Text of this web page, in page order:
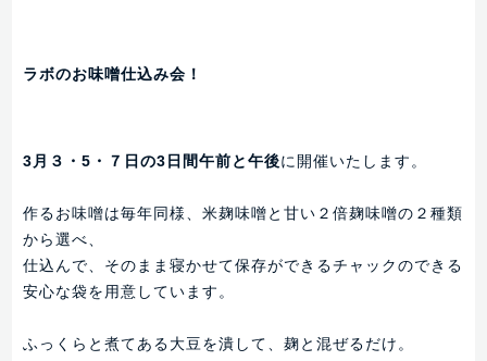
ラボのお味噌仕込み会！
3月３・5・７日の3日間午前と午後に開催いたします。
作るお味噌は毎年同様、米麹味噌と甘い２倍麹味噌の２種類
から選べ、
仕込んで、そのまま寝かせて保存ができるチャックのできる
安心な袋を用意しています。
ふっくらと煮てある大豆を潰して、麹と混ぜるだけ。